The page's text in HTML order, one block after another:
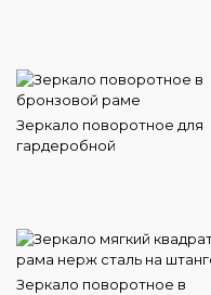
Зеркало поворотное для
гардеробной
Зеркало поворотное в